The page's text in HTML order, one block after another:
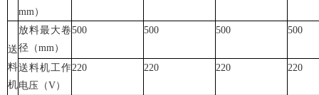
mm）
送
料
机
放料最大卷
径（mm）
500 500 500 500
送料机工作
电压（V）
220 220 220 220